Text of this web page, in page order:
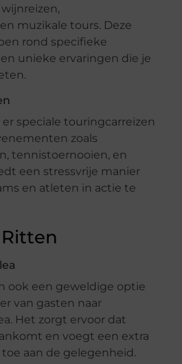
wijnreizen,
muzikale tours. Deze
rond specifieke
unieke ervaringen die je
speciale touringcarreizen
zoals
tennistoernooien, en
een stressvrije manier
en atleten in actie te
ook een geweldige optie
van gasten naar
Het zorgt ervoor dat
en voegt een extra
aan de gelegenheid.